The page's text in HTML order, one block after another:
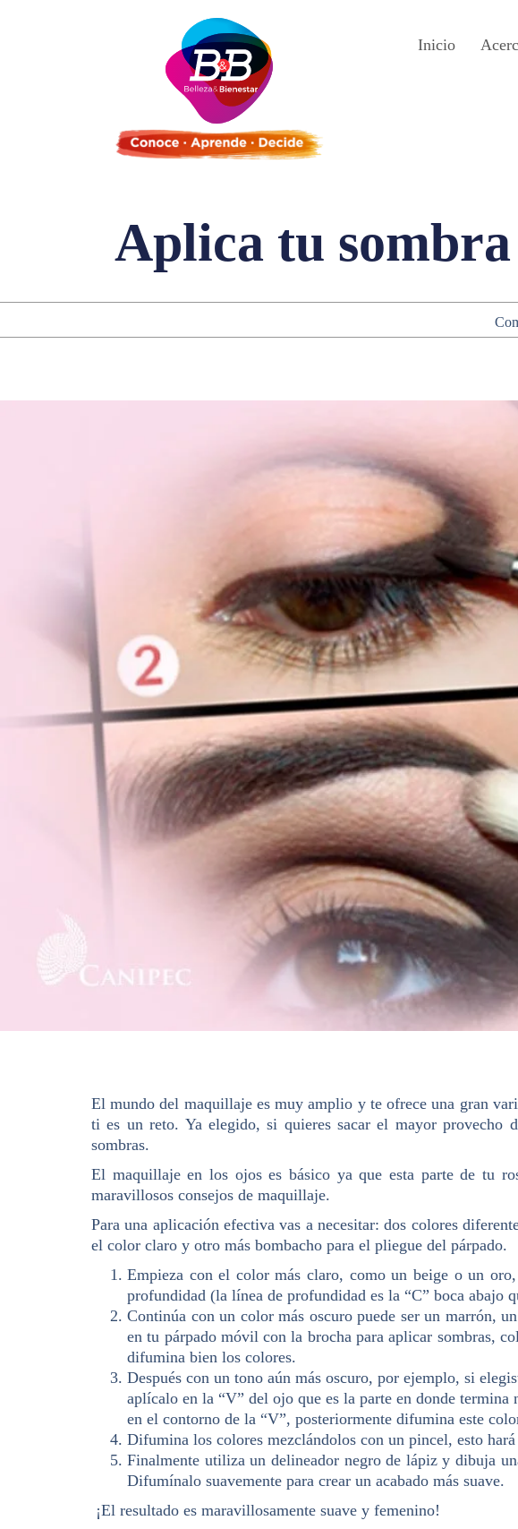
Inicio
Aplica tu
El mundo del maquillaje es muy amplio y te ofrece una gran
ti es un reto. Ya elegido, si quieres sacar el mayor provecho
sombras.
El maquillaje en los ojos es básico ya que esta parte de tu
maravillosos consejos de maquillaje.
Para una aplicación efectiva vas a necesitar: dos colores
el color claro y otro más bombacho para el pliegue del párpado.
Empieza con el color más claro, como un beige o un
profundidad (la línea de profundidad es la “C” boca abajo
Continúa con un color más oscuro puede ser un marrón,
en tu párpado móvil con la brocha para aplicar sombras,
difumina bien los colores.
Después con un tono aún más oscuro, por ejemplo, si
aplícalo en la “V” del ojo que es la parte en donde
en el contorno de la “V”, posteriormente difumina este
Difumina los colores mezclándolos con un pincel, esto
Finalmente utiliza un delineador negro de lápiz y dibuja
Difumínalo suavemente para crear un acabado más suave.
¡El resultado es maravillosamente suave y femenino!